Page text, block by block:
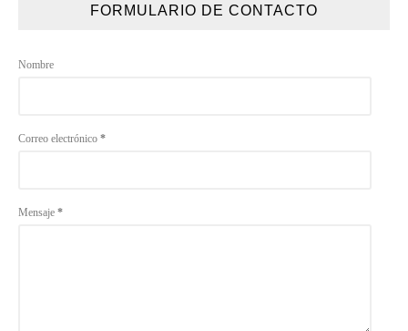
FORMULARIO DE CONTACTO
Nombre
Correo electrónico *
Mensaje *